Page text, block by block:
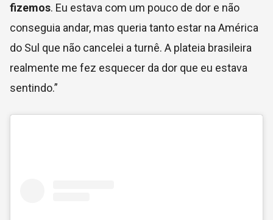
fizemos. Eu estava com um pouco de dor e não
conseguia andar, mas queria tanto estar na América
do Sul que não cancelei a turnê. A plateia brasileira
realmente me fez esquecer da dor que eu estava
sentindo.”